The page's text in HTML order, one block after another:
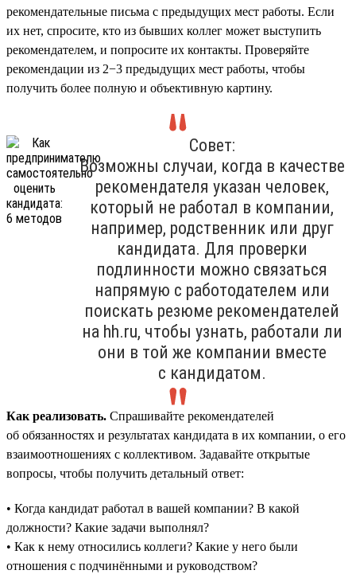
рекомендательные письма с предыдущих мест работы. Если
их нет, спросите, кто из бывших коллег может выступить
рекомендателем, и попросите их контакты. Проверяйте
рекомендации из 2−3 предыдущих мест работы, чтобы
получить более полную и объективную картину.
Совет:
Возможны случаи, когда в качестве
рекомендателя указан человек,
который не работал в компании,
например, родственник или друг
кандидата. Для проверки
подлинности можно связаться
напрямую с работодателем или
поискать резюме рекомендателей
на hh.ru, чтобы узнать, работали ли
они в той же компании вместе
с кандидатом.
Как реализовать. Спрашивайте рекомендателей
об обязанностях и результатах кандидата в их компании, о его
взаимоотношениях с коллективом. Задавайте открытые
вопросы, чтобы получить детальный ответ:
• Когда кандидат работал в вашей компании? В какой
должности? Какие задачи выполнял?
• Как к нему относились коллеги? Какие у него были
отношения с подчинёнными и руководством?